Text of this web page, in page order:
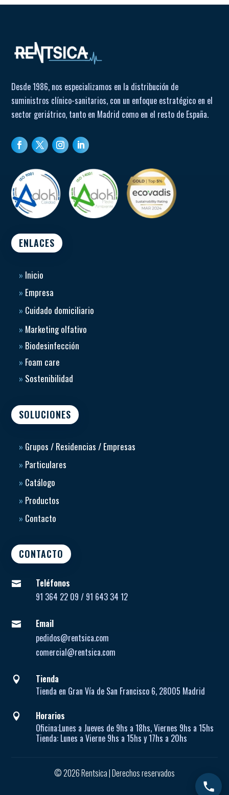
Desde 1986, nos especializamos en la distribución de
suministros clínico-sanitarios, con un enfoque estratégico en el
sector geriátrico, tanto en Madrid como en el resto de España.
ENLACES
» Inicio
» Empresa
» Cuidado domiciliario
» Marketing olfativo
» Biodesinfección
» Foam care
» Sostenibilidad
SOLUCIONES
» Grupos / Residencias / Empresas
» Particulares
» Catálogo
» Productos
» Contacto
CONTACTO

Teléfonos
91 364 22 09 / 91 643 34 12

Email
pedidos@rentsica.com
comercial@rentsica.com

Tienda
Tienda en Gran Vía de San Francisco 6, 28005 Madrid

Horarios
Oficina:Lunes a Jueves de9hs a 18hs, Viernes 9hs a 15hs
Tienda: Lunes a Vierne9hs a 15hs y 17hs a 20hs
© 2026 Rentsica | Derechos reservados